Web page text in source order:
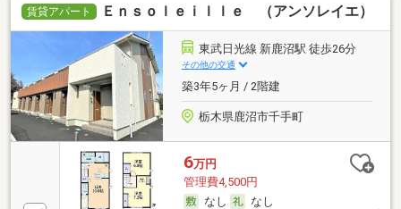
賃貸アパート Ｅｎｓｏｌｅｉｌｌｅ （アンソレイエ）
東武日光線 新鹿沼駅 徒歩26分
その他の交通
築3年5ヶ月 / 2階建
栃木県鹿沼市千手町
6万円
管理費4,500円
なし
なし